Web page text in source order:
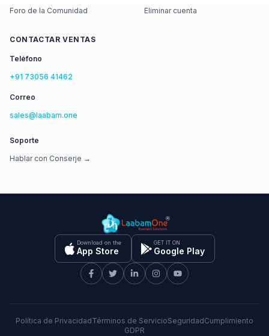
Foro de la Comunidad
Eliminar cuenta
CONTACTAR VENTAS
Teléfono
+91 73056 41462
Correo
sales@laabam.one
Soporte
Hablar con Conserje →
Download on the
App Store
GET IT ON
Google Play
Política de PrivacidadTérminos de ServicioSeguridadCumplimiento
GDPR